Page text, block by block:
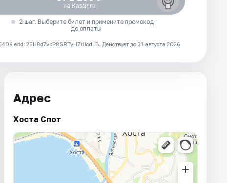
на Kassir.ru
2 шаг. Выберите билет и примените промокод
до оплаты
erid: 25H8d7vbP8SRTvHZrUcdLB. Действует до 31 августа 2026
Адрес
Хоста Спот